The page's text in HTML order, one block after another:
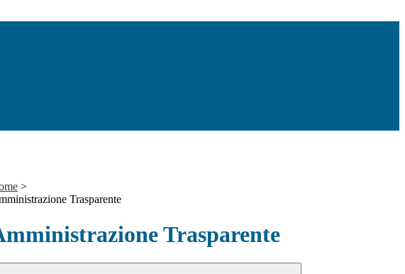
>
Trasparente
Trasparente